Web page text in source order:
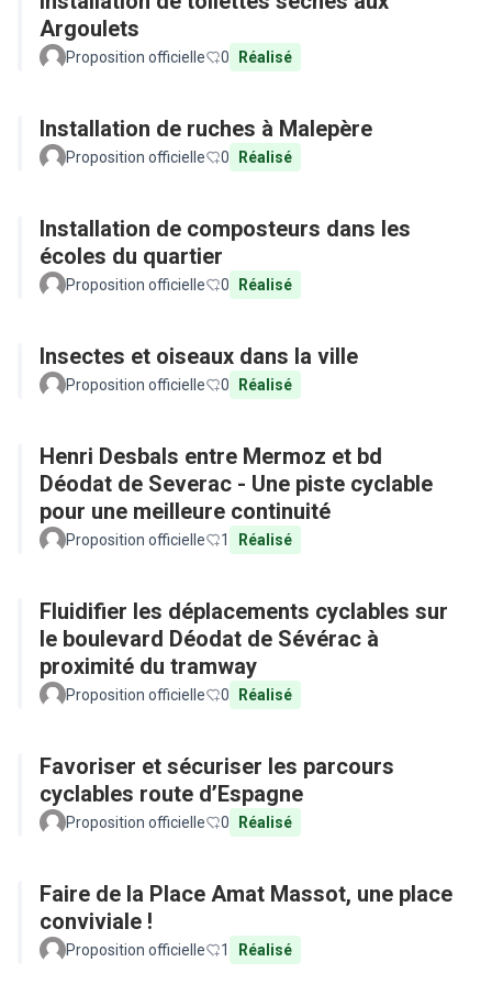
Argoulets
Proposition officielle 0 Réalisé
Installation de ruches à Malepère
Proposition officielle 0 Réalisé
Installation de composteurs dans les
écoles du quartier
Proposition officielle 0 Réalisé
Insectes et oiseaux dans la ville
Proposition officielle 0 Réalisé
Henri Desbals entre Mermoz et bd
Déodat de Severac - Une piste cyclable
pour une meilleure continuité
Proposition officielle 1 Réalisé
Fluidifier les déplacements cyclables sur
le boulevard Déodat de Sévérac à
proximité du tramway
Proposition officielle 0 Réalisé
Favoriser et sécuriser les parcours
cyclables route d’Espagne
Proposition officielle 0 Réalisé
Faire de la Place Amat Massot, une place
conviviale !
Proposition officielle 1 Réalisé